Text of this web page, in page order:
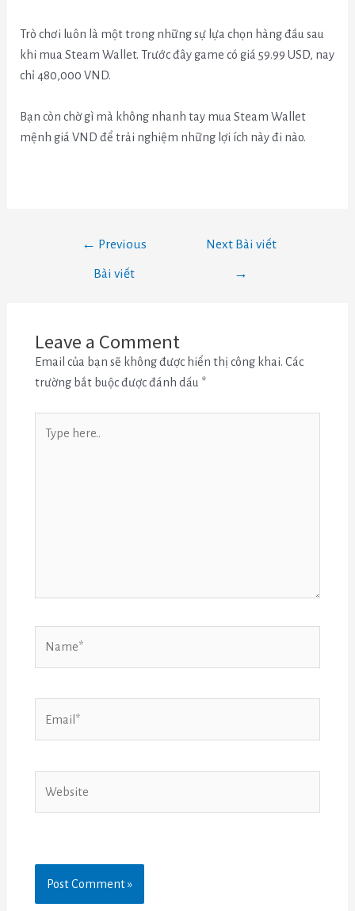
Trò chơi luôn là một trong những sự lựa chọn hàng đầu sau
khi mua Steam Wallet. Trước đây game có giá 59.99 USD, nay
chỉ 480,000 VND.
Bạn còn chờ gì mà không nhanh tay mua Steam Wallet
mệnh giá VND để trải nghiệm những lợi ích này đi nào.
← Previous
Bài viết
Next Bài viết
→
Leave a Comment
Email của bạn sẽ không được hiển thị công khai. Các
trường bắt buộc được đánh dấu *
here..